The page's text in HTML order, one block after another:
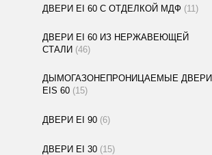
ДВЕРИ EI 60 С ОТДЕЛКОЙ МДФ (11)
ДВЕРИ EI 60 ИЗ НЕРЖАВЕЮЩЕЙ
СТАЛИ (46)
ДЫМОГАЗОНЕПРОНИЦАЕМЫЕ ДВЕРИ
EIS 60 (15)
ДВЕРИ EI 90 (6)
ДВЕРИ EI 30 (15)